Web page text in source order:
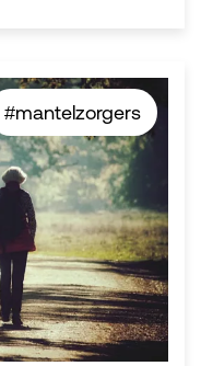
#mantelzorgers